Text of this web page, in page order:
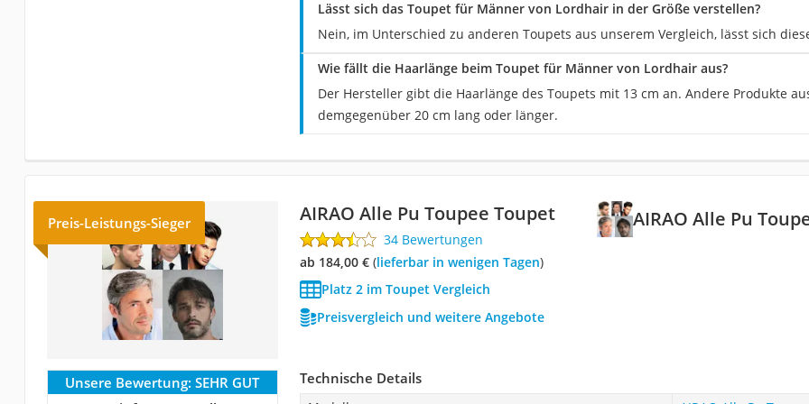
Lässt sich das Toupet für Männer von Lordhair in der Größe verstellen?
Nein, im Unterschied zu anderen Toupets aus unserem Vergleich, lässt sich
Wie fällt die Haarlänge beim Toupet für Männer von Lordhair aus?
Der Hersteller gibt die Haarlänge des Toupets mit 13 cm an. Andere Produkte
demgegenüber 20 cm lang oder länger.
AIRAO Alle Pu
Preis-Leistungs-Sieger AIRAO Alle Pu Toupee Toupet
34 Bewertungen
ab 184,00 €( Lieferbar in wenigen Tagen)
Platz 2 im Toupet Vergleich
Preisvergleich und weitere Angebote
Unsere Bewertung: SEHR GUT
Technische Details